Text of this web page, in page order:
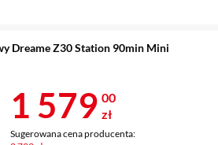
Dreame Z30 Station 90min Mini
Cena 1 579 zł
1 579 00
zł
Sugerowana cena producenta: